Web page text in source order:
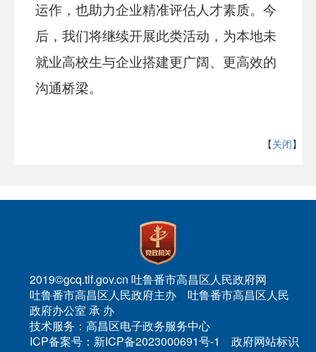
运作，也助力企业精准评估人才素质。今
后，我们将继续开展此类活动，为本地未
就业高校生与企业搭建更广阔、更高效的
沟通桥梁。
【关闭】
2019©gcq.tlf.gov.cn 吐鲁番市高昌区人民政府网
吐鲁番市高昌区人民政府主办 吐鲁番市高昌区人民
政府办公室 承 办
技术服务：高昌区电子政务服务中心
ICP备案号：新ICP备2023000691号-1 政府网站标识